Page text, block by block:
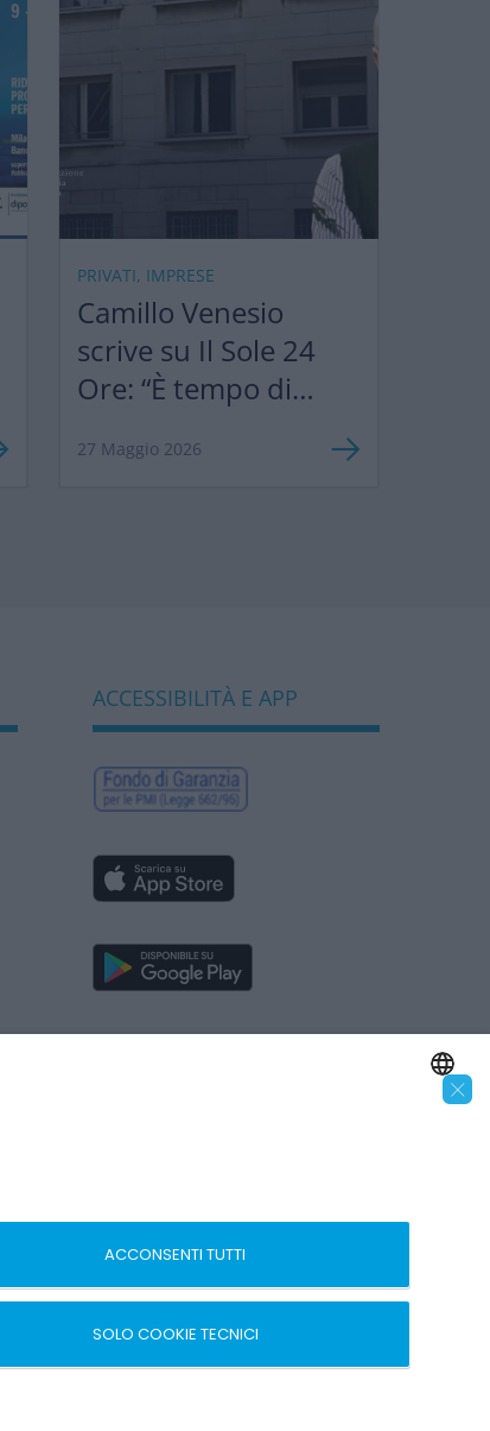
PRIVATI, IMPRESE
Camillo Venesio
scrive su Il Sole 24
Ore: “È tempo di
norme europee per
27 Maggio 2026
ACCESSIBILITÀ E APP
×
ACCONSENTI TUTTI
SOLO COOKIE TECNICI